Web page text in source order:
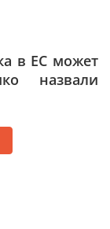
в ЕС может
назвали